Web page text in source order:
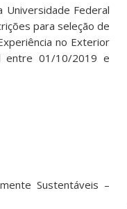
Universidade Federal
para seleção de
no Exterior
entre 01/10/2019 e
Sustentáveis –